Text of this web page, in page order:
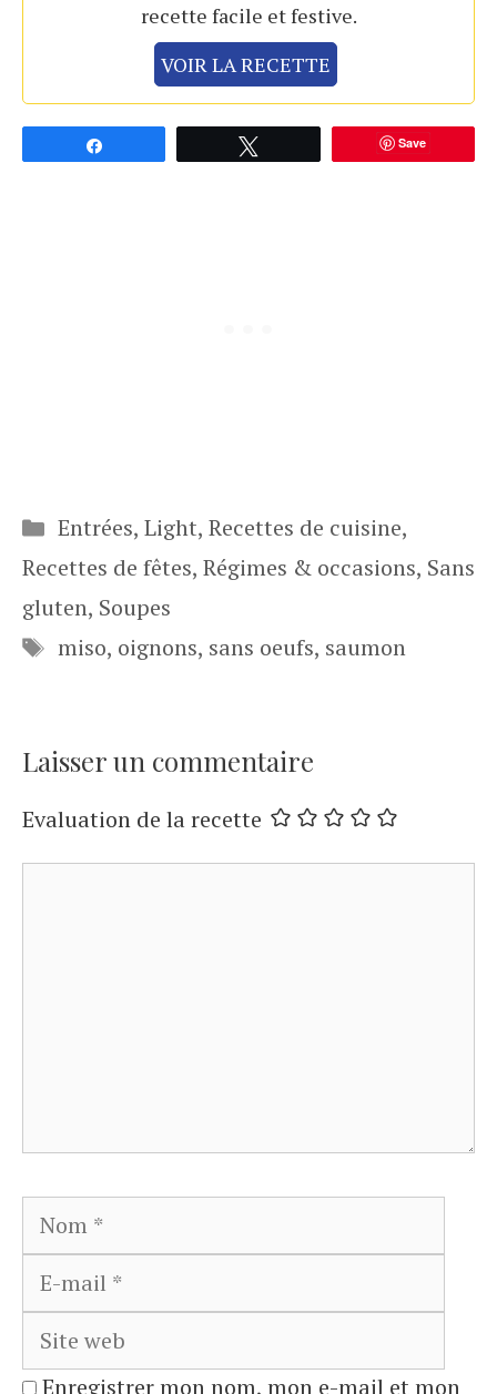
recette facile et festive.
VOIR LA RECETTE
Save
Catégories
Entrées, Light, Recettes de cuisine,
Recettes de fêtes, Régimes & occasions, Sans
gluten, Soupes
Étiquettes
miso, oignons, sans oeufs, saumon
Laisser un commentaire
Evaluation de la recette
Nom
Enregistrer mon nom, mon e-mail et mon